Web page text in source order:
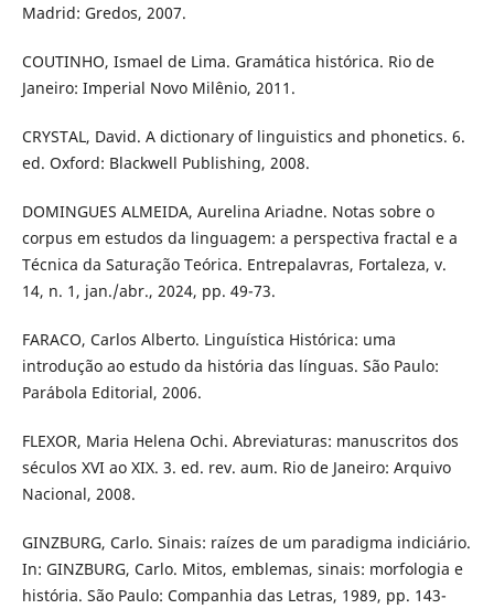
Madrid: Gredos, 2007.
COUTINHO, Ismael de Lima. Gramática histórica. Rio de
Janeiro: Imperial Novo Milênio, 2011.
CRYSTAL, David. A dictionary of linguistics and phonetics. 6.
ed. Oxford: Blackwell Publishing, 2008.
DOMINGUES ALMEIDA, Aurelina Ariadne. Notas sobre o
corpus em estudos da linguagem: a perspectiva fractal e a
Técnica da Saturação Teórica. Entrepalavras, Fortaleza, v.
14, n. 1, jan./abr., 2024, pp. 49-73.
FARACO, Carlos Alberto. Linguística Histórica: uma
introdução ao estudo da história das línguas. São Paulo:
Parábola Editorial, 2006.
FLEXOR, Maria Helena Ochi. Abreviaturas: manuscritos dos
séculos XVI ao XIX. 3. ed. rev. aum. Rio de Janeiro: Arquivo
Nacional, 2008.
GINZBURG, Carlo. Sinais: raízes de um paradigma indiciário.
In: GINZBURG, Carlo. Mitos, emblemas, sinais: morfologia e
história. São Paulo: Companhia das Letras, 1989, pp. 143-